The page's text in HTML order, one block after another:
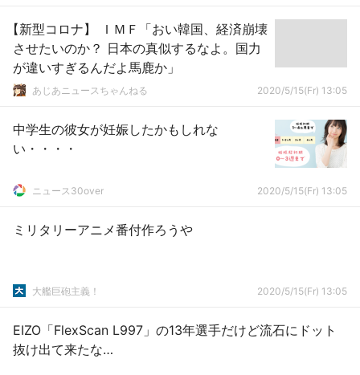
【新型コロナ】 ＩＭＦ「おい韓国、経済崩壊
させたいのか？ 日本の真似するなよ。国力
が違いすぎるんだよ馬鹿か」
あじあニュースちゃんねる 2020/5/15(Fr) 13:05
中学生の彼女が妊娠したかもしれな
い・・・・
ニュース30over 2020/5/15(Fr) 13:05
ミリタリーアニメ番付作ろうや
大艦巨砲主義！ 2020/5/15(Fr) 13:05
EIZO「FlexScan L997」の13年選手だけど流石にドット
抜け出て来たな…